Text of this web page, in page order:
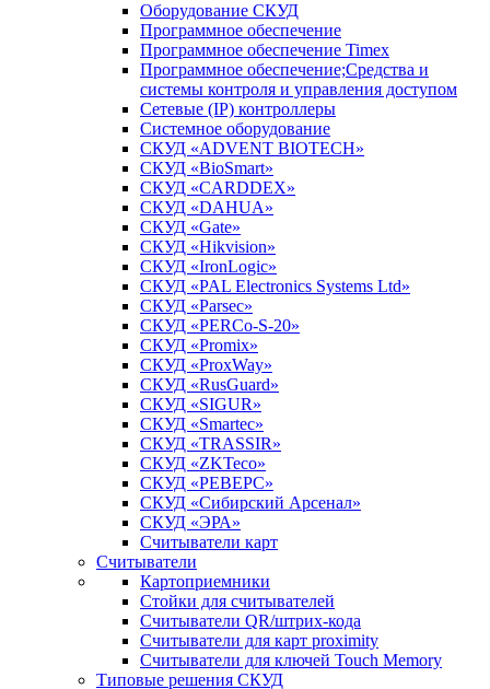
Оборудование СКУД
Программное обеспечение
Программное обеспечение Timex
Программное обеспечение;Средства и
системы контроля и управления доступом
Сетевые (IP) контроллеры
Системное оборудование
СКУД «ADVENT BIOTECH»
СКУД «BioSmart»
СКУД «CARDDEX»
СКУД «DAHUA»
СКУД «Gate»
СКУД «Hikvision»
СКУД «IronLogic»
СКУД «PAL Electronics Systems Ltd»
СКУД «Parsec»
СКУД «PERCo-S-20»
СКУД «Promix»
СКУД «ProxWay»
СКУД «RusGuard»
СКУД «SIGUR»
СКУД «Smartec»
СКУД «TRASSIR»
СКУД «ZKTeco»
СКУД «РЕВЕРС»
СКУД «Сибирский Арсенал»
СКУД «ЭРА»
Считыватели карт
Считыватели
Картоприемники
Стойки для считывателей
Считыватели QR/штрих-кода
Считыватели для карт proximity
Считыватели для ключей Touch Memory
Типовые решения СКУД